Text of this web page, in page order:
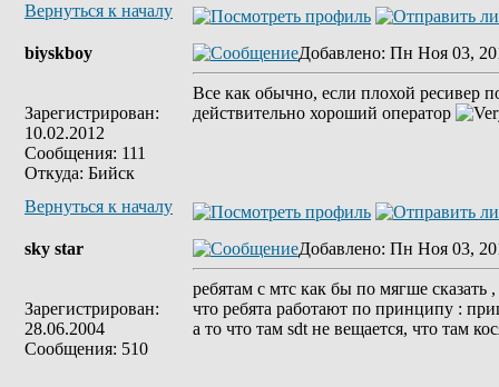
Вернуться к началу
biyskboy
Зарегистрирован:
10.02.2012
Сообщения: 111
Откуда: Бийск
Добавлено: Пн Ноя 03,
Все как обычно, если плохой ресивер
действительно хороший оператор
Вернуться к началу
sky star
Зарегистрирован:
28.06.2004
Сообщения: 510
Добавлено: Пн Ноя 03,
ребятам с мтс как бы по мягше сказать
что ребята работают по принципу :
а то что там sdt не вещается, что там